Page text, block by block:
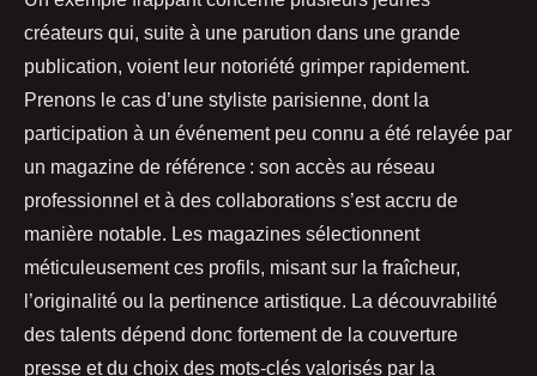
créateurs qui, suite à une parution dans une grande
publication, voient leur notoriété grimper rapidement.
Prenons le cas d’une styliste parisienne, dont la
participation à un événement peu connu a été relayée par
un magazine de référence : son accès au réseau
professionnel et à des collaborations s’est accru de
manière notable. Les magazines sélectionnent
méticuleusement ces profils, misant sur la fraîcheur,
l’originalité ou la pertinence artistique. La découvrabilité
des talents dépend donc fortement de la couverture
presse et du choix des mots-clés valorisés par la